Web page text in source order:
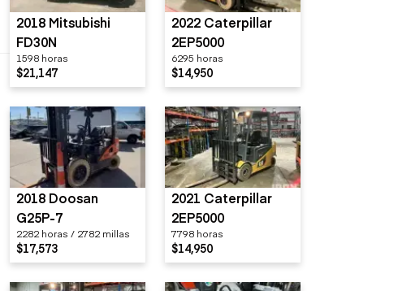
2018 Mitsubishi
FD30N
1598 horas
$21,147
2022 Caterpillar
2EP5000
6295 horas
$14,950
2018 Doosan
G25P-7
2282 horas / 2782 millas
$17,573
2021 Caterpillar
2EP5000
7798 horas
$14,950